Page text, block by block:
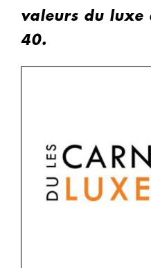
valeurs du luxe
40.